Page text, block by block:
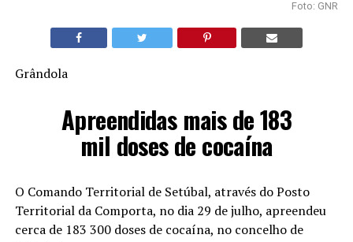
Foto: GNR
Grândola
Apreendidas mais de 183
mil doses de cocaína
O Comando Territorial de Setúbal, através do Posto
Territorial da Comporta, no dia 29 de julho, apreendeu
cerca de 183 300 doses de cocaína, no concelho de